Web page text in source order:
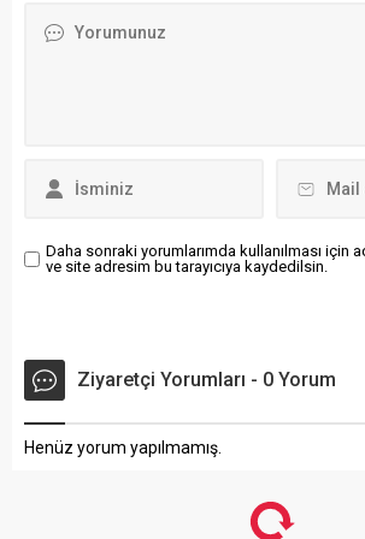
Karadağ, rakiplerini geride
bırakarak Türkiye
Daha sonraki yorumlarımda kullanılması için
ve site adresim bu tarayıcıya kaydedilsin.
Ziyaretçi Yorumları - 0 Yorum
Henüz yorum yapılmamış.